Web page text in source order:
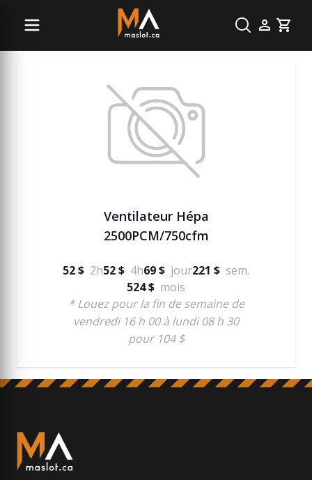
Cart
Ventilation
Ventilateur Hépa
2500PCM/750cfm
52 $ 2h52 $ 4h69 $ jour221 $ sem.
524 $ mois
* Louez pour la fin de semaine de
vendredi 16 h 00 à lundi 08 h 30
pour 104 $